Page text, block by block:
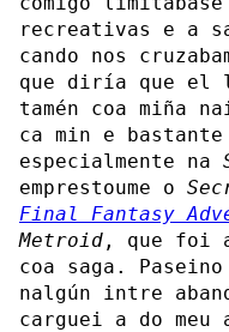
recreativas e a
cando nos
que diría que el
tamén coa miña
ca min e
especialmente na
emprestoume o
Final Fantasy
Metroid , que foi
coa saga.
nalgún intre
carguei a do meu